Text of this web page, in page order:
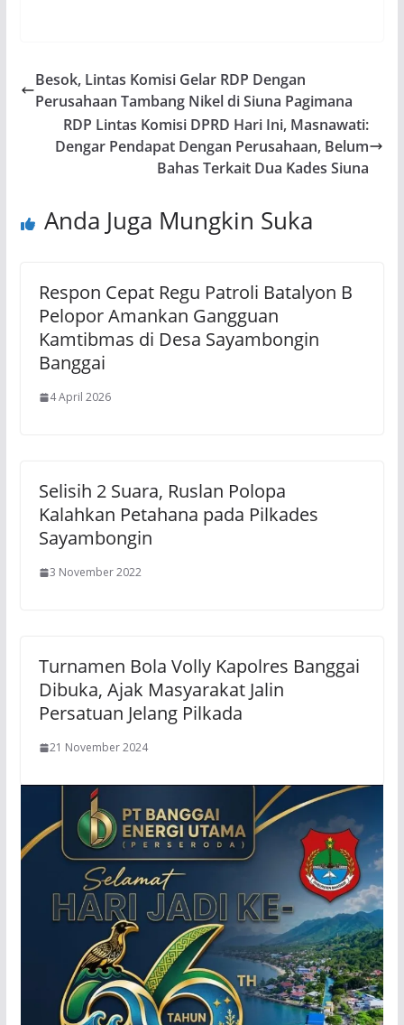
Besok, Lintas Komisi Gelar RDP Dengan
Perusahaan Tambang Nikel di Siuna Pagimana
RDP Lintas Komisi DPRD Hari Ini, Masnawati:
Dengar Pendapat Dengan Perusahaan, Belum
Bahas Terkait Dua Kades Siuna
Anda Juga Mungkin Suka
Respon Cepat Regu Patroli Batalyon B
Pelopor Amankan Gangguan
Kamtibmas di Desa Sayambongin
Banggai
4 April 2026
Selisih 2 Suara, Ruslan Polopa
Kalahkan Petahana pada Pilkades
Sayambongin
3 November 2022
Turnamen Bola Volly Kapolres Banggai
Dibuka, Ajak Masyarakat Jalin
Persatuan Jelang Pilkada
21 November 2024